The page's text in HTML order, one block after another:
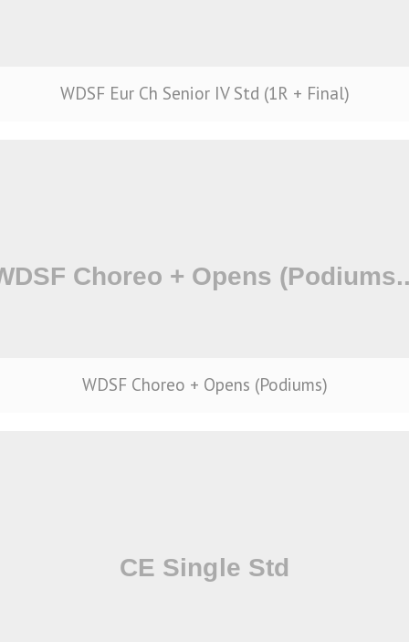
WDSF Eur Ch Senior IV Std (1R + Final)
WDSF Choreo + Opens (Podiums)